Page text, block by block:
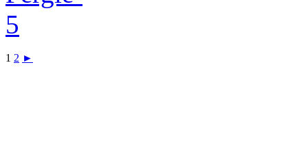
1 2 ►